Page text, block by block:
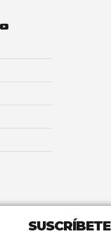
SUSCRÍBETE